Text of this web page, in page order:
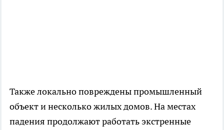
Также локально повреждены промышленный
объект и несколько жилых домов. На местах
падения продолжают работать экстренные